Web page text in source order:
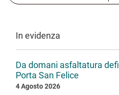
In evidenza
Da domani asfaltatura
Porta San Felice
4 Agosto 2026